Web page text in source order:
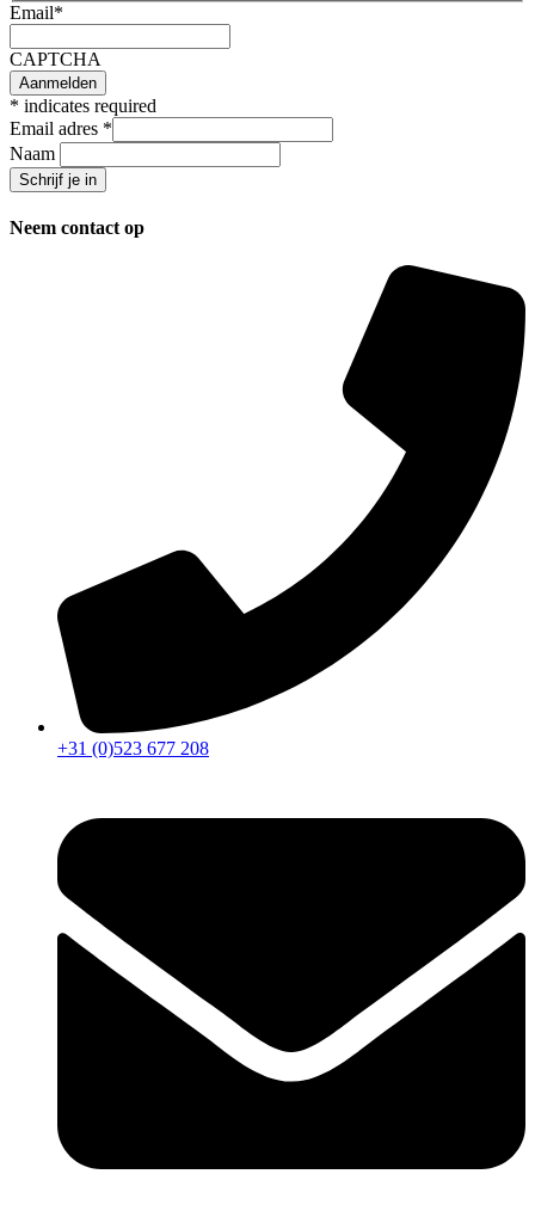
Email*
CAPTCHA
* indicates required
Email adres *
Naam
Neem contact op
+31 (0)523 677 208